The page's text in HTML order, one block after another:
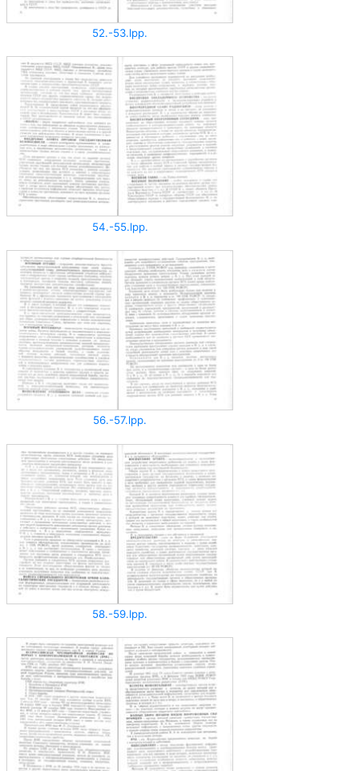
52.-53.lpp.
54.-55.lpp.
56.-57.lpp.
58.-59.lpp.